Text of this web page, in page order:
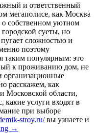
и ответственный
мегаполисе, как Москва
собственном уютном
суеты, но
сложностью и
поэтому
таким популярным: это
к проживанию дом, не
организационные
расскажем, как
Московской области,
какие услуги входят в
при выборе
stroy.ru/вы узнаете и
Строительство
→